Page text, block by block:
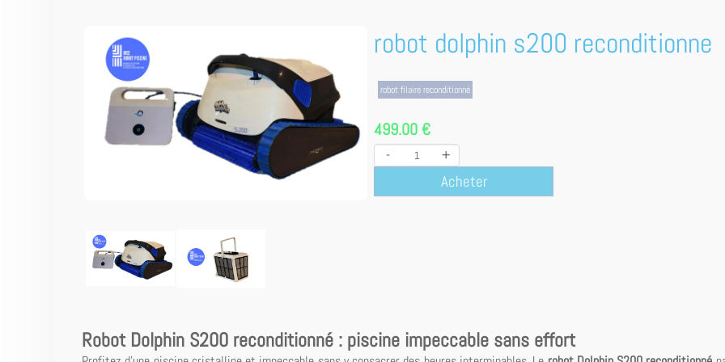
robot dolphin s200 reconditionne
robot filaire reconditionné
499.00 €
- +
Acheter
Robot Dolphin S200 reconditionné : piscine impeccable sans effort